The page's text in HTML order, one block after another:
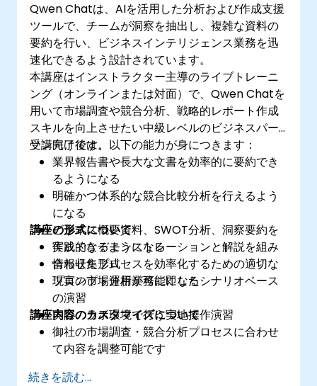
Qwen Chatは、AIを活用した分析および作成支援
ツールで、チームが洞察を抽出し、複雑な資料の
要約を行い、ビジネスインテリジェンス業務を迅
速化できるよう設計されています。
本講座はインストラクター主導のライブトレーニ
ング（オンラインまたは対面）で、Qwen Chatを
用いて市場調査や競合分析、戦略的レポート作成
スキルを向上させたい中級レベルのビジネスパー
ソン向けです。
受講完了後は、以下の能力が身につきます：
業界報告書や長大な文書を効率的に要約でき
るようになる
明確かつ体系的な競合比較分析を行えるよう
になる
ビジネス概要資料、SWOT分析、洞察要約を
作成できるようになる
情報収集プロセスを効率化するための適切な
プロンプト運用が可能になる
講座の形式について
実践的なデモンストレーションと解説を組み
合わせた形式
現実の市場分析業務に即したシナリオベース
の演習
実際のラボ環境で行う実地操作演習
講座内容のカスタマイズについて
御社の市場調査・競合分析プロセスに合わせ
て内容を調整可能です
続きを読む...